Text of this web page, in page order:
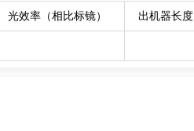
光效率（相比标镜） 出机器长度